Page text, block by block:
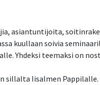
asiantuntijoita,
kuullaan soivia
Yhdeksi teemaksi on
sillalta Iisalmen